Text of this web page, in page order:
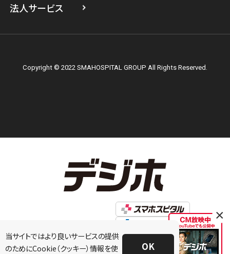
法人サービス
Copyright © 2022 SMAHOSPITAL GROUP All Rights Reserved.
×
当サイトではより良いサービスの提供
のためにCookie（クッキー）情報を使
OK